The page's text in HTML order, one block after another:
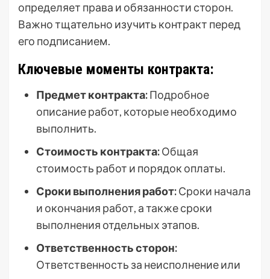
определяет права и обязанности сторон.
Важно тщательно изучить контракт перед
его подписанием.
Ключевые моменты контракта:
Предмет контракта:Подробное
описание работ, которые необходимо
выполнить.
Стоимость контракта:Общая
стоимость работ и порядок оплаты.
Сроки выполнения работ:Сроки начала
и окончания работ, а также сроки
выполнения отдельных этапов.
Ответственность сторон:
Ответственность за неисполнение или